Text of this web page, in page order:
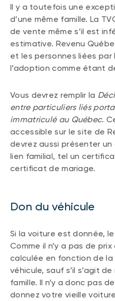
Il y a toutefois une
d’une même famille. La
de vente même s’il est
estimative. Revenu
et les personnes liées par
l’adoption comme étant
Vous devrez remplir la
entre particuliers liés
immatriculé au Québec.
accessible sur le site de
devrez aussi présenter
lien familial, tel un
certificat de mariage.
Don du véhicule
Si la voiture est donnée,
Comme il n’y a pas de
calculée en fonction de
véhicule, sauf s’il s’agit
famille. Il n’y a donc pas
donnez votre vieille